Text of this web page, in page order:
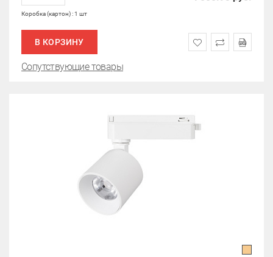
Коробка (картон) : 1 шт
В КОРЗИНУ
Сопутствующие товары